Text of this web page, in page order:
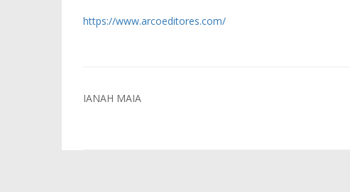
https://www.arcoeditores.com/
Navegação
IANAH MAIA